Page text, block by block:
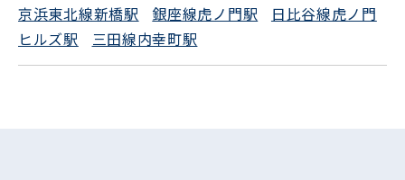
京浜東北線新橋駅
銀座線虎ノ門駅
日比谷線虎ノ門
ヒルズ駅
三田線内幸町駅